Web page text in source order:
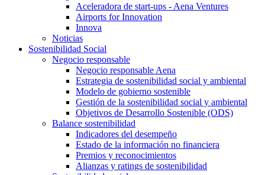
Aceleradora de start-ups - Aena Ventures
Airports for Innovation
Innova
Noticias
Sostenibilidad Social
Negocio responsable
Negocio responsable Aena
Estrategia de sostenibilidad social y ambiental
Modelo de gobierno sostenible
Gestión de la sostenibilidad social y ambiental
Objetivos de Desarrollo Sostenible (ODS)
Balance sostenibilidad
Indicadores del desempeño
Estado de la información no financiera
Premios y reconocimientos
Alianzas y ratings de sostenibilidad